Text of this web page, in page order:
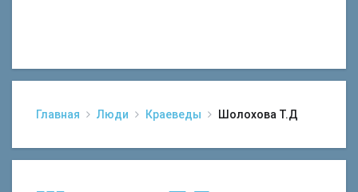
Главная Люди Краеведы Шолохова Т.Д